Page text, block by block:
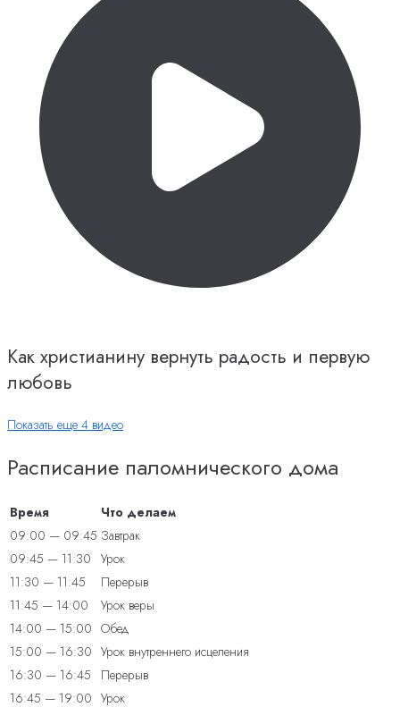
Как христианину вернуть радость и первую
любовь
Показать еще 4 видео
Расписание паломнического дома
Время
Что делаем
09:00 — 09:45 Завтрак
09:45 — 11:30 Урок
11:30 — 11:45
Перерыв
11:45 — 14:00
Урок веры
14:00 — 15:00 Обед
15:00 — 16:30 Урок внутреннего исцеления
16:30 — 16:45
Перерыв
16:45 — 19:00 Урок